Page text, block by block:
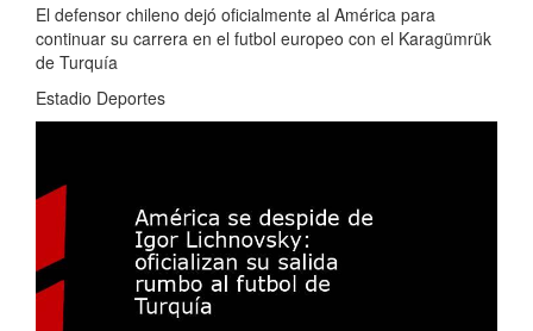
El defensor chileno dejó oficialmente al América para
continuar su carrera en el futbol europeo con el Karagümrük
de Turquía
Estadio Deportes